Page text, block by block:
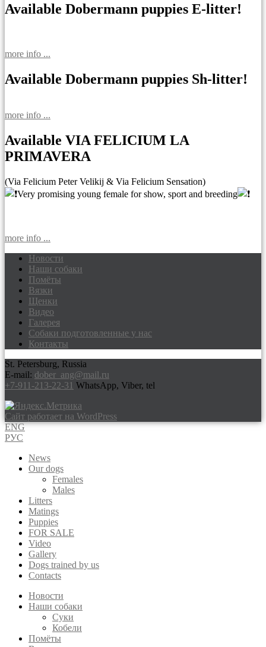
Available Dobermann puppies E-litter!
more info ...
Available Dobermann puppies Sh-litter!
more info ...
Available VIA FELICIUM LA
PRIMAVERA
(Via Felicium Peter Velikij & Via Felicium Sensation)
Very promising young female for show, sport and breeding
more info ...
Доберманы питомник Via Felicium,
щенки добермана
Новости
Наши собаки
Помёты
Вязки
Щенки
Видео
Галерея
Собаки подготовленные у нас
Контакты
St. Petersburg, Russia
E-mail: dober_ang@mail.ru
+7-911-213-22-31 WhatsApp, Viber, tel
Сайт работает на WordPress
ENG
РУС
News
Our dogs
Females
Males
Litters
Matings
Puppies
FOR SALE
Video
Gallery
Dogs trained by us
Contacts
Новости
Наши собаки
Суки
Кобели
Помёты